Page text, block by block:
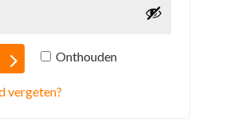
Onthouden
vergeten?